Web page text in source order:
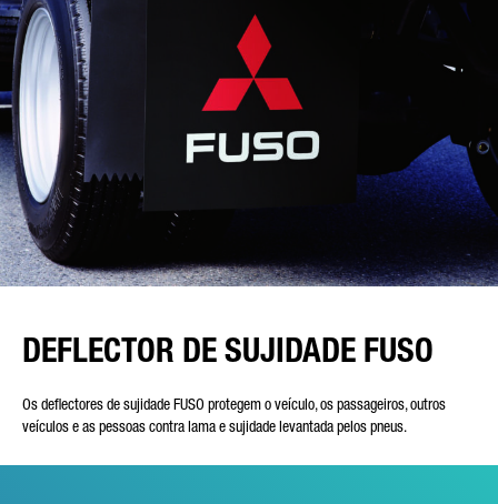
DEFLECTOR DE SUJIDADE FUSO
Os deflectores de sujidade FUSO protegem o veículo, os passageiros, outros
veículos e as pessoas contra lama e sujidade levantada pelos pneus.